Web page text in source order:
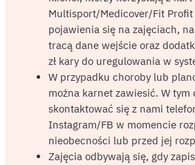
Multisport/Medicover/Fit
pojawienia się na zajęciach,
tracą dane wejście oraz
zł kary do uregulowania w
W przypadku choroby lub
można karnet zawiesić. W tym
skontaktować się z nami
Instagram/FB w momencie
nieobecności lub przed jej
Zajęcia odbywają się, gdy